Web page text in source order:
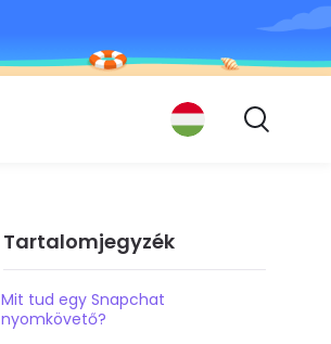
Tartalomjegyzék
Mit tud egy Snapchat
nyomkövető?